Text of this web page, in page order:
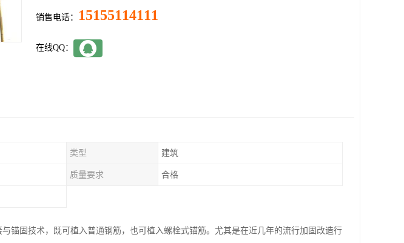
销售电话： 15155114111
在线QQ：
类型 建筑
质量要求 合格
锚固技术，既可植入普通钢筋，也可植入螺栓式锚筋。尤其是在近几年的流行加固改造行